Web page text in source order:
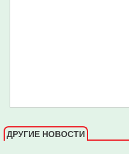
ДРУГИЕ НОВОСТИ